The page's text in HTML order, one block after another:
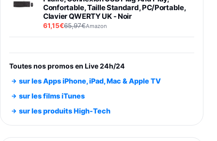
Confortable, Taille Standard, PC/Portable,
Clavier QWERTY UK - Noir
61,15€65,97€Amazon
entraénement direct 3 vitesses (33-45-78
trs/min) avec pre-ampli intégré et port USB
Smartphone SAMSUNG Galaxy S26 Ultra
891,99€1199€Fnac (Vendeur Tiers)
Smartphone SAMSUNG Galaxy S26+ Violet
Toutes nos promos en Live 24h/24
sur les Apps iPhone, iPad, Mac & Apple TV
sur les films iTunes
sur les produits High-Tech